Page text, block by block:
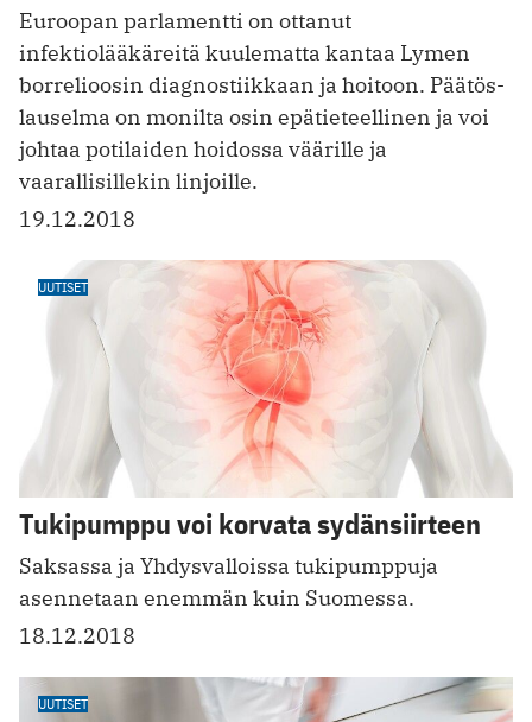
Euroopan parlamentti on ottanut
infektiolääkäreitä kuulematta kantaa Lymen
borrelioosin diagnostiikkaan ja hoitoon. Päätös­
lauselma on monilta osin epätieteellinen ja voi
johtaa potilaiden hoidossa väärille ja
vaarallisillekin linjoille.
19.12.2018
UUTISET
Tukipumppu voi korvata sydänsiirteen
Saksassa ja Yhdysvalloissa tukipumppuja
asennetaan enemmän kuin Suomessa.
18.12.2018
UUTISET